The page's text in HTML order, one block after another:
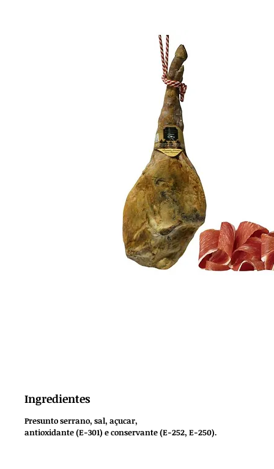
Ingredientes
Presunto serrano, sal, açucar,
antioxidante (E-301) e conservante (E-252, E-250).